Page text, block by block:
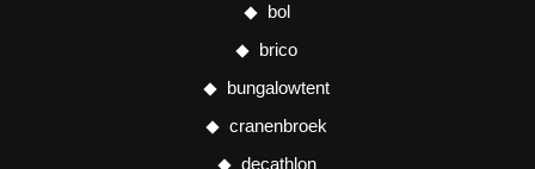
bol
brico
bungalowtent
cranenbroek
decathlon